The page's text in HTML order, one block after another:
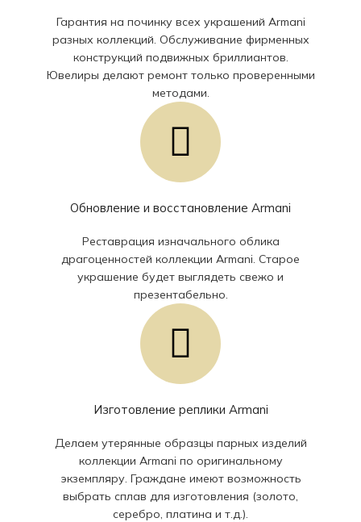
Гарантия на починку всех украшений Armani
разных коллекций. Обслуживание фирменных
конструкций подвижных бриллиантов.
Ювелиры делают ремонт только проверенными
методами.
Обновление и восстановление Armani
Реставрация изначального облика
драгоценностей коллекции Armani. Старое
украшение будет выглядеть свежо и
презентабельно.
Изготовление реплики Armani
Делаем утерянные образцы парных изделий
коллекции Armani по оригинальному
экземпляру. Граждане имеют возможность
выбрать сплав для изготовления (золото,
серебро, платина и т.д.).